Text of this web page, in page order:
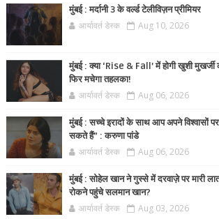
मुंबई : मर्दानी 3 के वर्ल्ड टेलीविज़न प्रीमियर
आर्यावर्त डेस्क Aug 10, 2026
मुंबई : क्या ‘Rise & Fall’ में होगी खुशी मुखर्जी
फिर मचेगा तहलका!
आर्यावर्त डेस्क Aug 06, 2026
मुंबई : सच्चे इरादों के साथ आप अपने विश्वासों
सकते हैं” : करुणा पांडे
आर्यावर्त डेस्क Aug 06, 2026
मुंबई : सोहेल खान ने गुस्से में दरवाज़े पर मारी
रोकने पहुंचे सलमान खान?
आर्यावर्त डेस्क Aug 03, 2026